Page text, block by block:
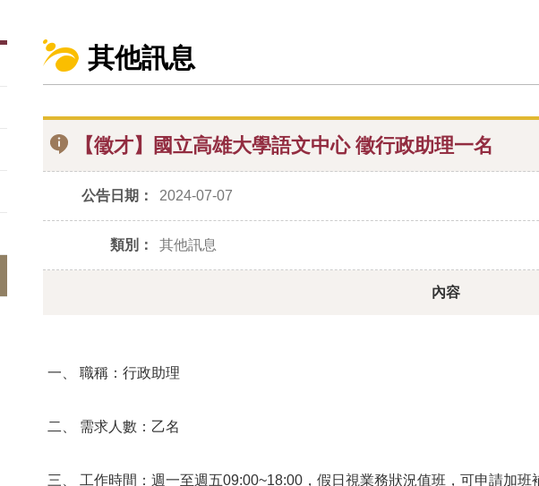
其他訊息
【徵才】國立高雄大學語文中心 徵行政助理一名
公告日期： 2024-07-07
類別： 其他訊息
內容
一、 職稱：行政助理
二、 需求人數：乙名
三、 工作時間：週一至週五09:00~18:00，假日視業務狀況值班，可申請加班